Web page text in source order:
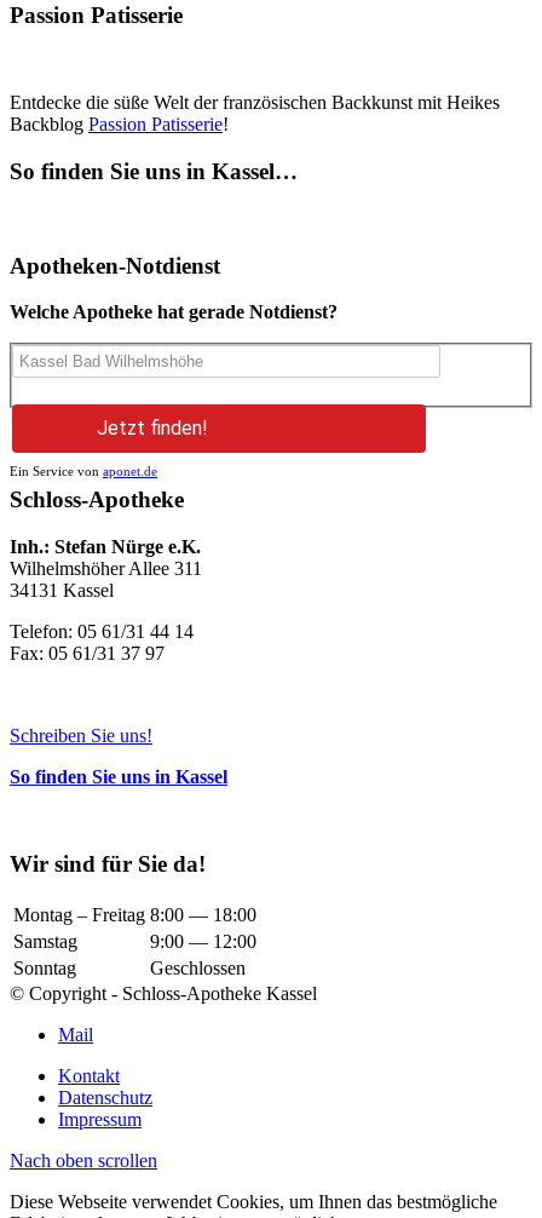
Passion Patisserie
Entdecke die süße Welt der französischen Backkunst mit Heikes
Backblog Passion Patisserie!
So finden Sie uns in Kassel…
Apotheken-Notdienst
Welche Apotheke hat gerade Notdienst?
Jetzt finden!
Ein Service von aponet.de
Schloss-Apotheke
Inh.: Stefan Nürge e.K.
Wilhelmshöher Allee 311
34131 Kassel
Telefon: 05 61/31 44 14
Fax: 05 61/31 37 97
Schreiben Sie uns!
So finden Sie uns in Kassel
Wir sind für Sie da!
Montag – Freitag 8:00 — 18:00
Samstag
9:00 — 12:00
Sonntag
Geschlossen
© Copyright - Schloss-Apotheke Kassel
Mail
Kontakt
Datenschutz
Impressum
Nach oben scrollen
Diese Webseite verwendet Cookies, um Ihnen das bestmögliche